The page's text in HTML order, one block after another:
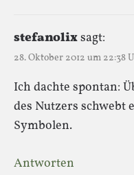
stefanolixsagt:
28. Oktober 2012 um 22:38
Ich dachte spontan:
des Nutzers schwebt
Symbolen.
Antworten